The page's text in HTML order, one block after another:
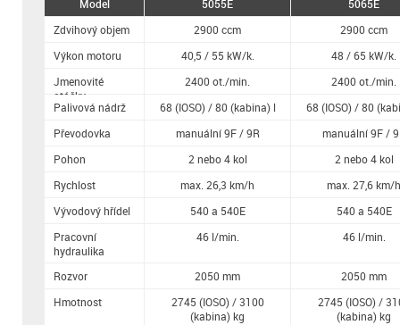
Model
Zdvihový objem
Výkon motoru
Jmenovité
otáčky
Palivová nádrž
Převodovka
Pohon
Rychlost
Vývodový hřídel
Pracovní
hydraulika
Rozvor
Hmotnost
5055E
5065E
2900 ccm
2900 ccm
40,5 / 55 kW/k.
48 / 65 kW/k.
2400 ot./min.
2400 ot./min.
68 (IOSO) / 80 (kabina) l
68 (IOSO) / 80
manuální 9F / 9R
manuální 9F /
2 nebo 4 kol
2 nebo 4 kol
max. 26,3 km/h
max. 27,6 km/h
540 a 540E
540 a 540E
46 l/min.
46 l/min.
2050 mm
2050 mm
2745 (IOSO) / 3100
(kabina) kg
2745 (IOSO) /
(kabina) kg